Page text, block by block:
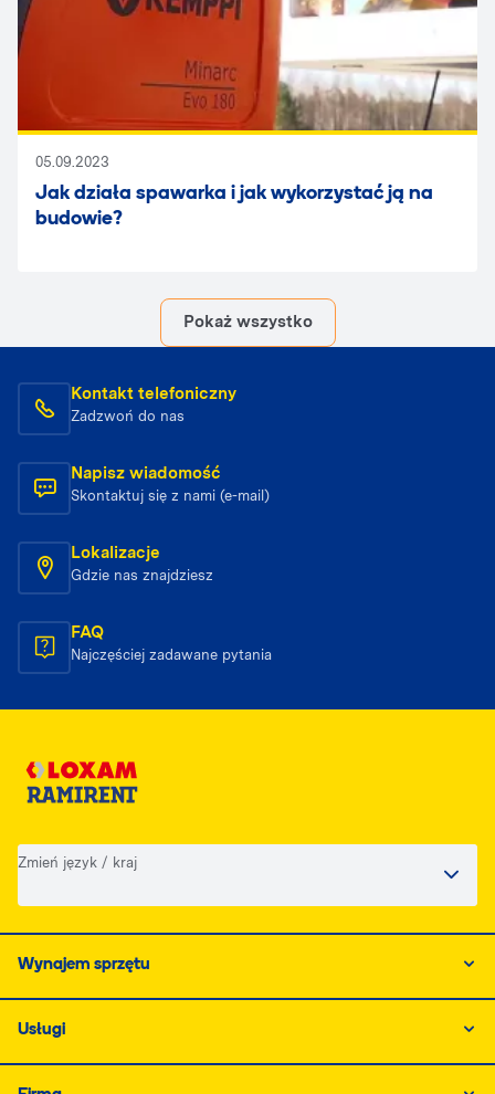
05.09.2023
Jak działa spawarka i jak wykorzystać ją na
budowie?
Pokaż wszystko
Kontakt telefoniczny
Zadzwoń do nas
Napisz wiadomość
Skontaktuj się z nami (e-mail)
Lokalizacje
Gdzie nas znajdziesz
FAQ
Najczęściej zadawane pytania
Zmień język / kraj
Wynajem sprzętu
Usługi